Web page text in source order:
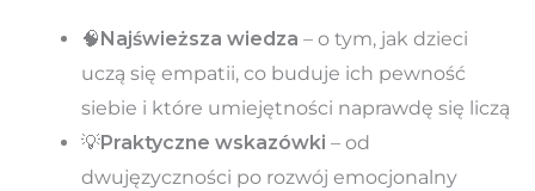
🧠Najświeższa wiedza – o tym, jak dzieci
uczą się empatii, co buduje ich pewność
siebie i które umiejętności naprawdę się liczą
💡Praktyczne wskazówki – od
dwujęzyczności po rozwój emocjonalny